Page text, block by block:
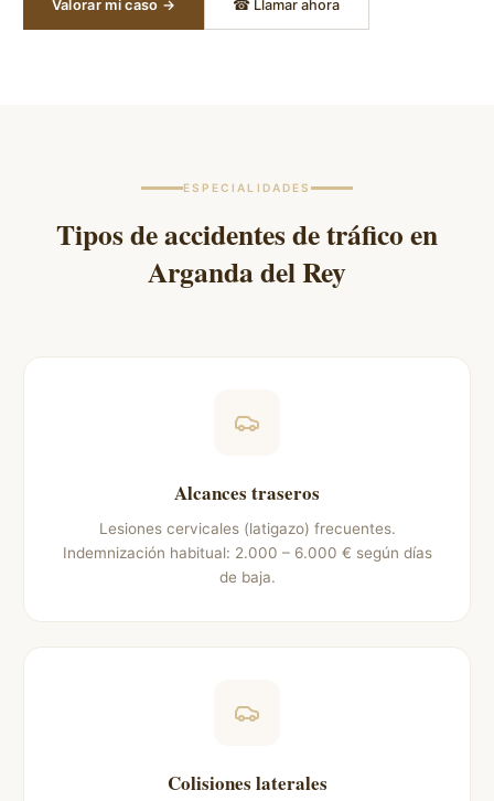
Valorar mi caso → ☎ Llamar ahora
ESPECIALIDADES
Tipos de accidentes de tráfico en
Arganda del Rey
Alcances traseros
Lesiones cervicales (latigazo) frecuentes.
Indemnización habitual: 2.000 – 6.000 € según días
de baja.
Colisiones laterales